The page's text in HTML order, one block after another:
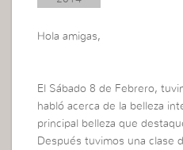
Hola amigas,
El Sábado 8 de Febrero,
habló acerca de la belleza
principal belleza que
Después tuvimos una clase